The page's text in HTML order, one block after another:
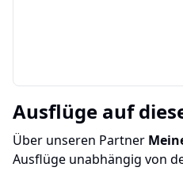
Ausflüge auf
Über unseren Partner
Ausflüge unabhängig von